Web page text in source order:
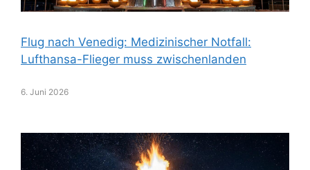
Flug nach Venedig: Medizinischer Notfall:
Lufthansa-Flieger muss zwischenlanden
6. Juni 2026